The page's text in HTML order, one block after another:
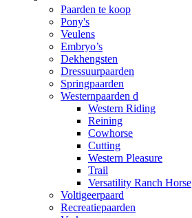
Paarden te koop
Pony's
Veulens
Embryo’s
Dekhengsten
Dressuurpaarden
Springpaarden
Westernpaarden d
Western Riding
Reining
Cowhorse
Cutting
Western Pleasure
Trail
Versatility Ranch Horse
Voltigeerpaard
Recreatiepaarden